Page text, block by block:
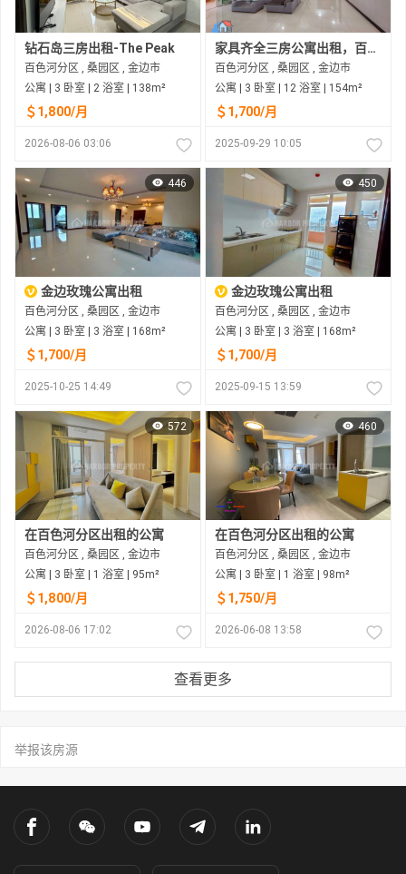
钻石岛三房出租-The Peak
百色河分区 , 桑园区 , 金边市
公寓 | 3 卧室 | 2 浴室 | 138m²
＄1,800/月
2026-08-06 03:06
家具齐全三房公寓出租，百色河分区
百色河分区 , 桑园区 , 金边市
公寓 | 3 卧室 | 12 浴室 | 154m²
＄1,700/月
2025-09-29 10:05
446
金边玫瑰公寓出租
百色河分区 , 桑园区 , 金边市
公寓 | 3 卧室 | 3 浴室 | 168m²
＄1,700/月
2025-10-25 14:49
450
金边玫瑰公寓出租
百色河分区 , 桑园区 , 金边市
公寓 | 3 卧室 | 3 浴室 | 168m²
＄1,700/月
2025-09-15 13:59
572
在百色河分区出租的公寓
百色河分区 , 桑园区 , 金边市
公寓 | 3 卧室 | 1 浴室 | 95m²
＄1,800/月
2026-08-06 17:02
460
在百色河分区出租的公寓
百色河分区 , 桑园区 , 金边市
公寓 | 3 卧室 | 1 浴室 | 98m²
＄1,750/月
2026-06-08 13:58
查看更多
举报该房源